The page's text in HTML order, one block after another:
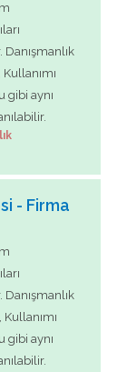
gibi aynı
- Firma
gibi aynı